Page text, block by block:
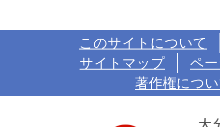
このサイトについて
サイトマップ
ペ
著作権につ